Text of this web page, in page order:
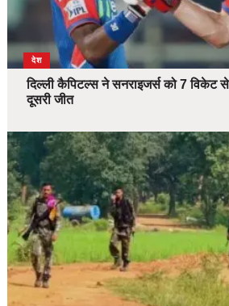
देश
दिल्ली कैपिटल्स ने सनराइजर्स को 7 विकेट से
दूसरी जीत